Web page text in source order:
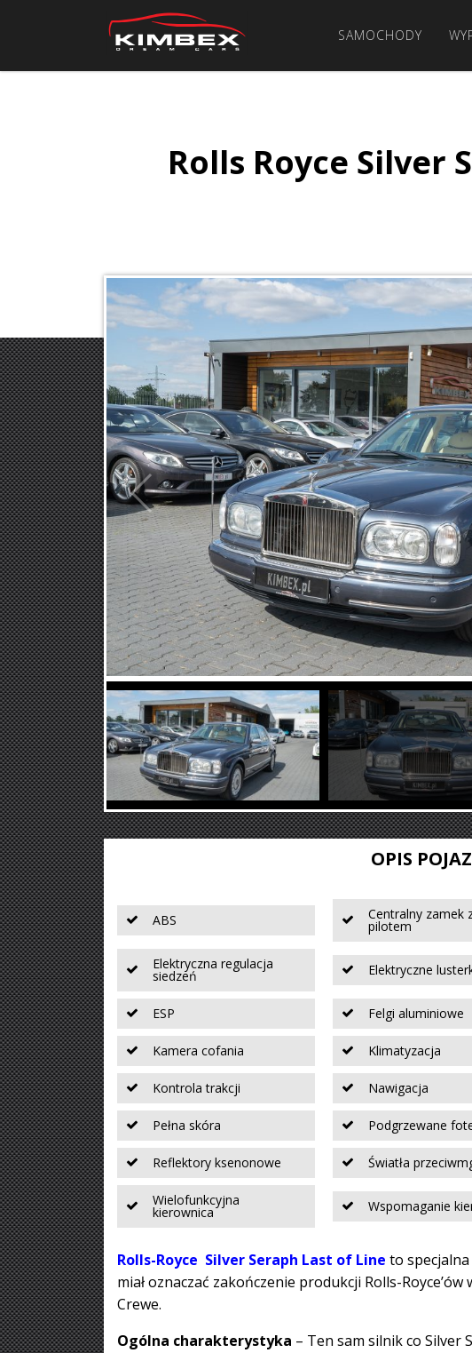
SAMOCHODY
Rolls Royce Silver
OPIS
ABS Centralny zamek
pilotem
Elektryczna regulacja
siedzeń Elektryczne
ESP Felgi aluminiowe
Kamera cofania Klimatyzacja
Kontrola trakcji Nawigacja
Pełna skóra Podgrzewane
Reflektory ksenonowe Światła
Wielofunkcyjna
kierownica Wspomaganie
Rolls-Royce Silver Seraph Last of Line to specjalna
miał oznaczać zakończenie produkcji Rolls-
Crewe.
Ogólna charakterystyka – Ten sam silnik co Silver